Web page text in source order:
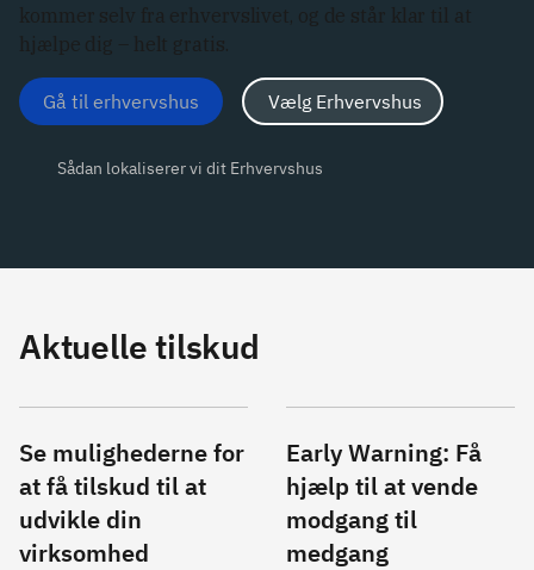
kommer selv fra erhvervslivet, og de står klar til at
hjælpe dig – helt gratis.
Gå til erhvervshus Vælg Erhvervshus
Sådan lokaliserer vi dit Erhvervshus
Aktuelle tilskud
Se mulighederne for
at få tilskud til at
udvikle din
virksomhed
Early Warning: Få
hjælp til at vende
modgang til
medgang